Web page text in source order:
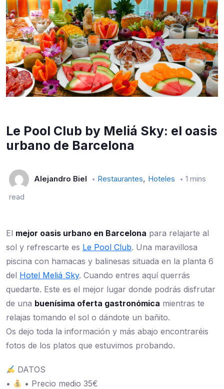
Le Pool Club by Meliá Sky: el oasis
urbano de Barcelona
Alejandro Biel Restaurantes, Hoteles
1 mins
read
El mejor oasis urbano en Barcelona para relajarte al
sol y refrescarte es Le Pool Club. Una maravillosa
piscina con hamacas y balinesas situada en la planta 6
del Hotel Meliá Sky. Cuando entres aquí querrás
quedarte. Este es el mejor lugar donde podrás disfrutar
de una buenísima oferta gastronómica mientras te
relajas tomando el sol o dándote un bañito.
Os dejo toda la información y más abajo encontraréis
fotos de los platos que estuvimos probando.
DATOS
•
• Precio medio 35€